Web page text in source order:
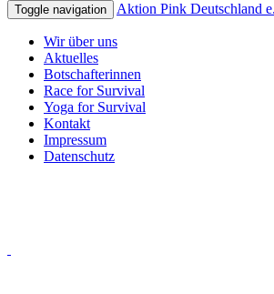
Toggle navigation Aktion Pink Deutschland
Wir über uns
Aktuelles
Botschafterinnen
Race for Survival
Yoga for Survival
Kontakt
Impressum
Datenschutz